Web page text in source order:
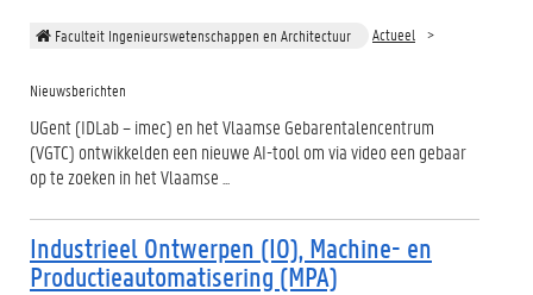
Faculteit Ingenieurswetenschappen en Architectuur Actueel
Nieuwsberichten
UGent (IDLab – imec) en het Vlaamse Gebarentalencentrum
(VGTC) ontwikkelden een nieuwe AI-tool om via video een gebaar
op te zoeken in het Vlaamse ...
Industrieel Ontwerpen (IO), Machine- en
Productieautomatisering (MPA)